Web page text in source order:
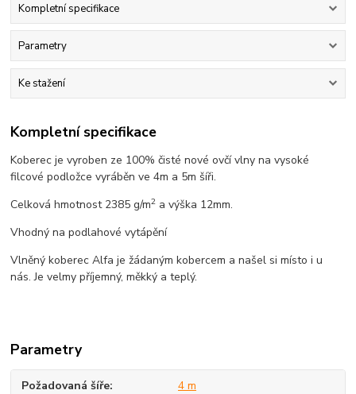
Kompletní specifikace
Parametry
Ke stažení
Kompletní specifikace
Koberec je vyroben ze 100% čisté nové ovčí vlny na vysoké
filcové podložce vyráběn ve 4m a 5m šíři.
Celková hmotnost 2385 g/m2 a výška 12mm.
Vhodný na podlahové vytápění
Vlněný koberec Alfa je žádaným kobercem a našel si místo i u
nás. Je velmy příjemný, měkký a teplý.
Parametry
Požadovaná šíře 4 m